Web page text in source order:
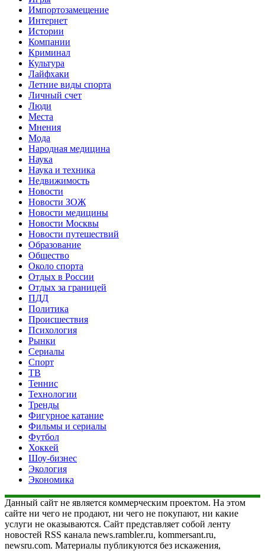
Импортозамещение
Интернет
Истории
Компании
Криминал
Культура
Лайфхаки
Летние виды спорта
Личный счет
Люди
Места
Мнения
Мода
Народная медицина
Наука
Наука и техника
Недвижимость
Новости
Новости ЗОЖ
Новости медицины
Новости Москвы
Новости путешествий
Образование
Общество
Около спорта
Отдых в России
Отдых за границей
ПДД
Политика
Происшествия
Психология
Рынки
Сериалы
Спорт
ТВ
Теннис
Технологии
Тренды
Фигурное катание
Фильмы и сериалы
Футбол
Хоккей
Шоу-бизнес
Экология
Экономика
Данный сайт не является коммерческим проектом. На этом
сайте ни чего не продают, ни чего не покупают, ни какие
услуги не оказываются. Сайт представляет собой ленту
новостей RSS канала news.rambler.ru, kommersant.ru,
newsru.com. Материалы публикуются без искажения,